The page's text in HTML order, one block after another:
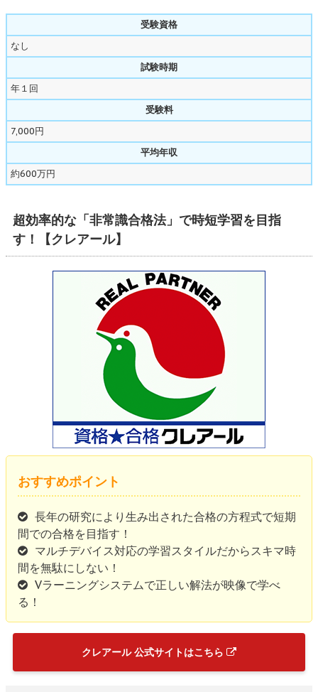
受験資格
なし
試験時期
年１回
受験料
7,000円
平均年収
約600万円
超効率的な「非常識合格法」で時短学習を目指
す！【クレアール】
おすすめポイント
長年の研究により生み出された合格の方程式で短期
間での合格を目指す！
マルチデバイス対応の学習スタイルだからスキマ時
間を無駄にしない！
Vラーニングシステムで正しい解法が映像で学べ
る！
クレアール 公式サイトはこちら